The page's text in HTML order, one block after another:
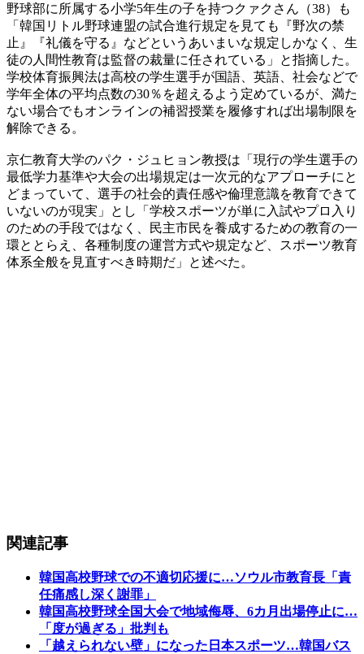
野球部に所属する小学5年生の子を持つクァクさん（38）も
「韓国リトル野球連盟の試合進行規定を見ても『野次の禁
止』『礼儀を守る』などというあいまいな規定しかなく、生
徒の人間性教育は監督の裁量に任されている」と指摘した。
学校体育振興法は高校の学生選手が国語、英語、社会などで
学年全体の平均点数の30％を超えるよう定めているが、満た
ない場合でもオンラインの補習授業を履修すれば出場制限を
解除できる。
京仁教育大学のパク・ジュヒョン教授は「現行の学生選手の
最低学力基準や大会の出場規定は一次元的なアプローチにと
どまっていて、選手の社会的責任感や倫理意識を教育できて
いないのが現実」とし「学校スポーツが単に入試やプロ入り
のための手段ではなく、民主市民を養成するための教育の一
環ととらえ、各種制度の運営方式や規定など、スポーツ教育
体系全般を見直すべき時期だ」と述べた。
関連記事
韓国高校野球での不適切応援に…ソウル市教育長「責
任痛感し深く謝罪」
韓国高校野球全国大会で地域侮辱、6カ月出場停止に…
「度が過ぎる」批判も
「越えられない壁」になった日本スポーツ…韓国バス